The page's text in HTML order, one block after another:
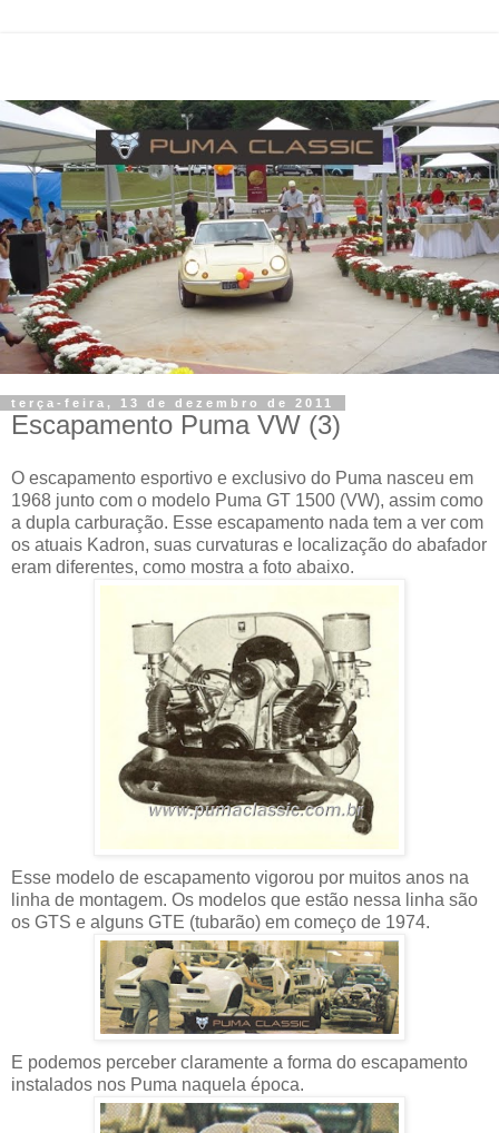
terça-feira, 13 de dezembro de 2011
Escapamento Puma VW (3)
O escapamento esportivo e exclusivo do Puma nasceu em
1968 junto com o modelo Puma GT 1500 (VW), assim como
a dupla carburação. Esse escapamento nada tem a ver com
os atuais Kadron, suas curvaturas e localização do abafador
eram diferentes, como mostra a foto abaixo.
Esse modelo de escapamento vigorou por muitos anos na
linha de montagem. Os modelos que estão nessa linha são
os GTS e alguns GTE (tubarão) em começo de 1974.
E podemos perceber claramente a forma do escapamento
instalados nos Puma naquela época.